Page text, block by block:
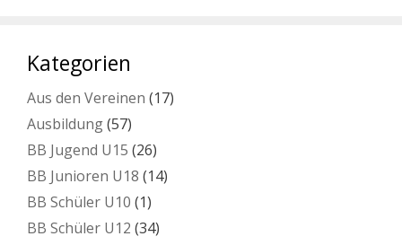
Kategorien
Aus den Vereinen (17)
Ausbildung(57)
BB Jugend U15 (26)
BB Junioren U18 (14)
BB Schüler U10 (1)
BB Schüler U12 (34)